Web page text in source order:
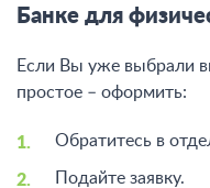
Банке для
Если Вы уже выбрали
простое – оформить:
Обратитесь в
Подайте заявку.